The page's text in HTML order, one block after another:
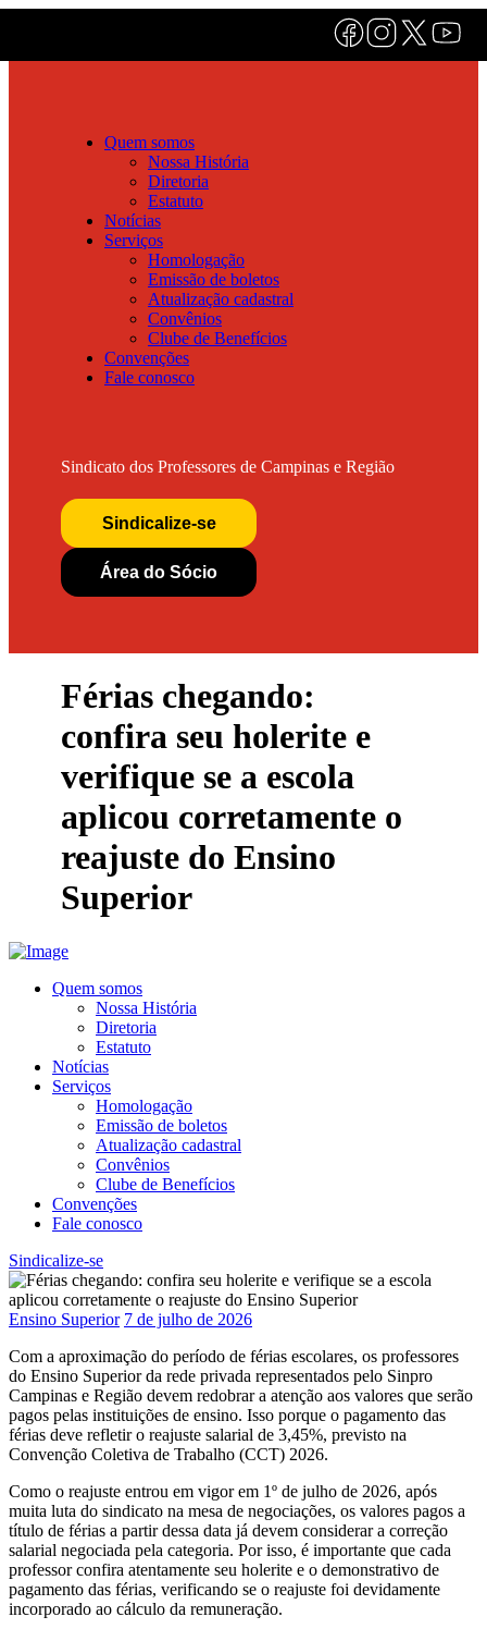
Quem somos
Nossa História
Diretoria
Estatuto
Notícias
Serviços
Homologação
Emissão de boletos
Atualização cadastral
Convênios
Clube de Benefícios
Convenções
Fale conosco
Sindicato dos Professores de Campinas e Região
Sindicalize-se
Área do Sócio
Férias chegando:
confira seu holerite e
verifique se a escola
aplicou corretamente o
reajuste do Ensino
Superior
Quem somos
Nossa História
Diretoria
Estatuto
Notícias
Serviços
Homologação
Emissão de boletos
Atualização cadastral
Convênios
Clube de Benefícios
Convenções
Fale conosco
Sindicalize-se
Ensino Superior 7 de julho de 2026
Com a aproximação do período de férias escolares, os professores
do Ensino Superior da rede privada representados pelo Sinpro
Campinas e Região devem redobrar a atenção aos valores que serão
pagos pelas instituições de ensino. Isso porque o pagamento das
férias deve refletir o reajuste salarial de 3,45%, previsto na
Convenção Coletiva de Trabalho (CCT) 2026.
Como o reajuste entrou em vigor em 1º de julho de 2026, após
muita luta do sindicato na mesa de negociações, os valores pagos a
título de férias a partir dessa data já devem considerar a correção
salarial negociada pela categoria. Por isso, é importante que cada
professor confira atentamente seu holerite e o demonstrativo de
pagamento das férias, verificando se o reajuste foi devidamente
incorporado ao cálculo da remuneração.